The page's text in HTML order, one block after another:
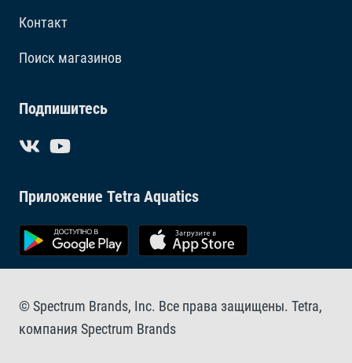
Контакт
Поиск магазинов
Подпишитесь
Приложение Tetra Aquatics
© Spectrum Brands, Inc. Все права защищены. Tetra,
компания Spectrum Brands